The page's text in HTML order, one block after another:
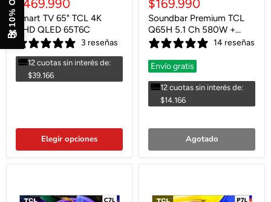
actual
$469.990
Smart TV 65" TCL 4K
UHD QLED 65T6C
3 reseñas
12 cuotas sin interés de:
$39.166
Elegir opciones
actual
$169.990
Soundbar Premium TCL
Q65H 5.1 Ch 580W +
Subwoofer
14 reseñas
Envío gratis
12 cuotas sin interés de:
$14.166
Agotado
🎁